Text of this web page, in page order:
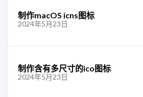
制作macOS icns图标
2024年5月23日
制作含有多尺寸的ico图标
2024年5月23日